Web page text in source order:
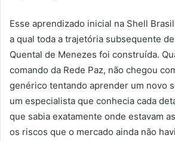
Esse aprendizado inicial na Shell
a qual toda a trajetória subsequente
Quental de Menezes foi construída.
comando da Rede Paz, não chegou
genérico tentando aprender um novo
um especialista que conhecia cada
que sabia exatamente onde estavam
os riscos que o mercado ainda não